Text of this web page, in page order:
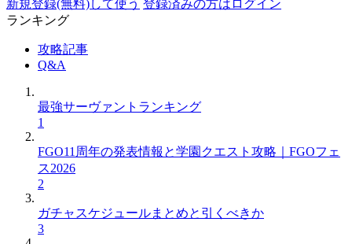
新規登録(無料)して使う 登録済みの方はログイン
ランキング
攻略記事
Q&A
最強サーヴァントランキング
1
FGO11周年の発表情報と学園クエスト攻略｜FGOフェ
ス2026
2
ガチャスケジュールまとめと引くべきか
3